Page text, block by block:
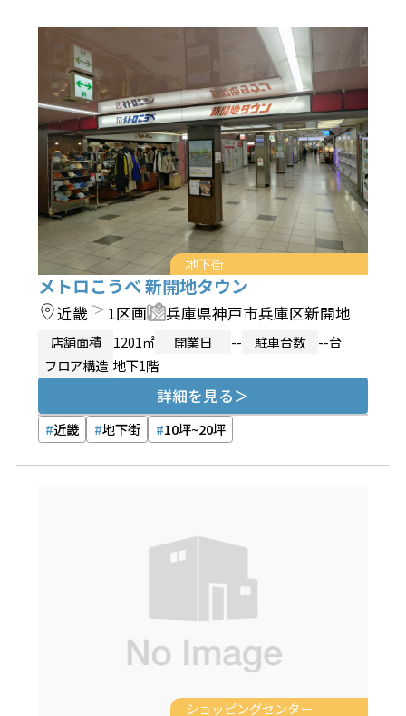
地下街
メトロこうべ 新開地タウン
近畿 1区画 兵庫県神戸市兵庫区新開地
店舗面積 1201㎡ 開業日 -- 駐車台数
--台
フロア構造 地下1階
詳細を見る
近畿 地下街 10坪~20坪
ショッピングセンター